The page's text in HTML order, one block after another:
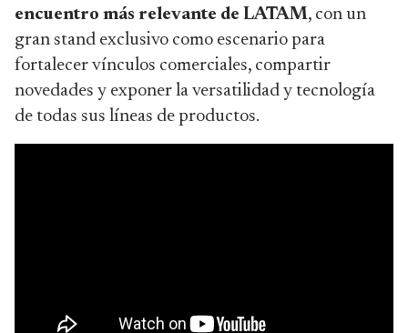
encuentro más relevante de LATAM, con un
gran stand exclusivo como escenario para
fortalecer vínculos comerciales, compartir
novedades y exponer la versatilidad y tecnología
de todas sus líneas de productos.